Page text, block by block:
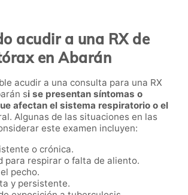
acudir a una RX de
en Abarán
acudir a una consulta para una RX
si se presentan síntomas o
afectan el sistema respiratorio o el
Algunas de las situaciones en las
este examen incluyen:
o crónica.
para respirar o falta de aliento.
pecho.
y persistente.